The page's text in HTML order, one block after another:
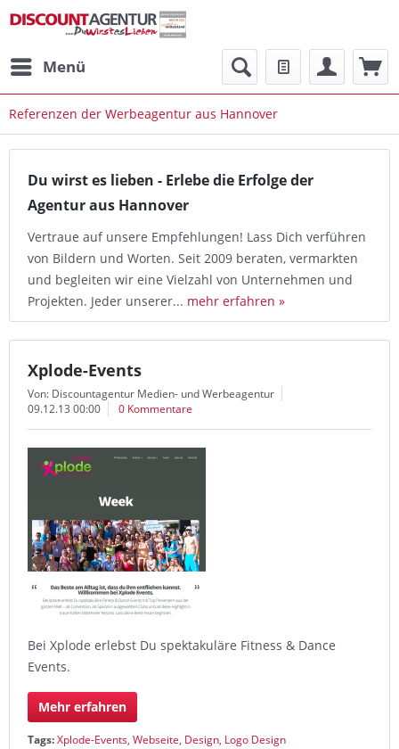
Menü
Referenzen der Werbeagentur aus Hannover
Du wirst es lieben - Erlebe die Erfolge der
Agentur aus Hannover
Vertraue auf unsere Empfehlungen! Lass Dich verführen
von Bildern und Worten. Seit 2009 beraten, vermarkten
und begleiten wir eine Vielzahl von Unternehmen und
Projekten. Jeder unserer... mehr erfahren »
Xplode-Events
Von: Discountagentur Medien- und Werbeagentur
09.12.13 00:00
0 Kommentare
Bei Xplode erlebst Du spektakuläre Fitness & Dance
Events.
Mehr erfahren
Tags:Xplode-Events, Webseite, Design, Logo Design